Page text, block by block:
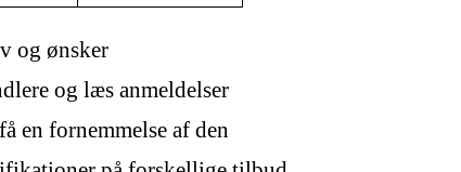
og ønsker
og læs anmeldelser
en fornemmelse af den